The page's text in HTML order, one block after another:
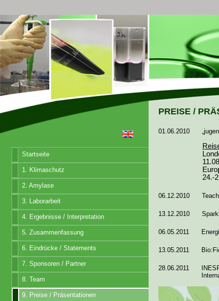
Startseite
1. Klimaschutz
2. Amylase
3. Laborarbeit
4. Ergebnisse / Interpretation
5. Zusammenfassung
6. Eindrücke / Statements
7. Sponsoren / Partner
8. Team
9. Preise / Präsentationen
PREISE /
01.06.2010
24.-
06.12.2010
13.12.2010
06.05.2011
13.05.2011
28.06.2011